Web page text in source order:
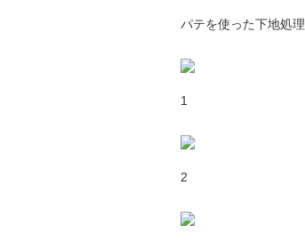
パテを使った下地処理
1
2